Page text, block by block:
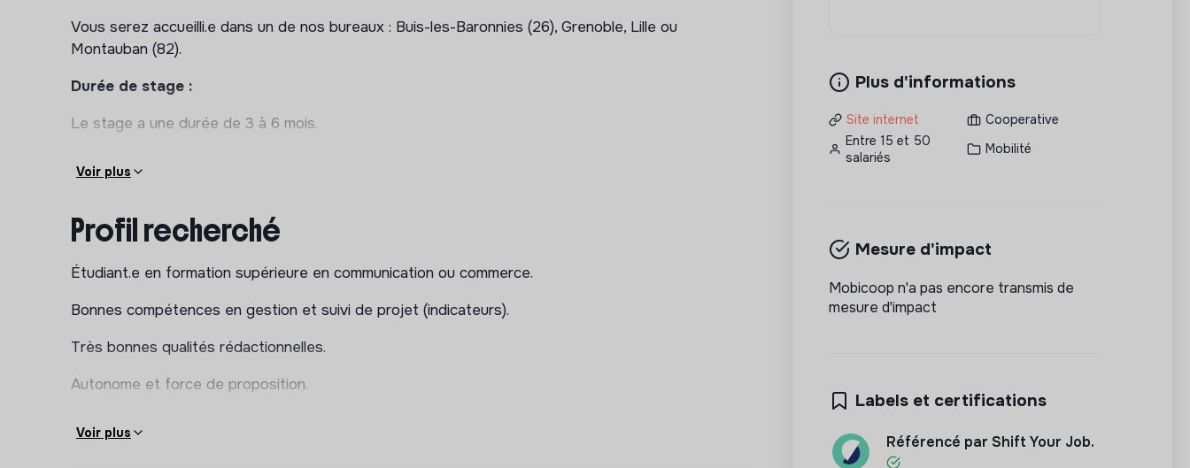
Vous serez accueilli.e dans un de nos bureaux : Buis-les-Baronnies (26), Grenoble, Lille ou
Montauban (82).
Durée de stage :
Le stage a une durée de 3 à 6 mois.
Voir plus
Profil recherché
Étudiant.e en formation supérieure en communication ou commerce.
Bonnes compétences en gestion et suivi de projet (indicateurs).
Très bonnes qualités rédactionnelles.
Autonome et force de proposition.
Voir plus
Plus d'informations
Site internet
Cooperative
Entre 15 et 50
salariés
Mobilité
Mesure d'impact
Mobicoop n'a pas encore transmis de
mesure d'impact
Labels et certifications
Référencé par Shift Your Job.